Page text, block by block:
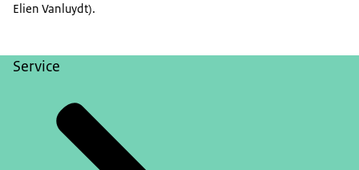
Elien Vanluydt).
Service